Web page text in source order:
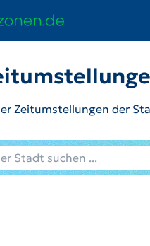
Zeitumstellungen der